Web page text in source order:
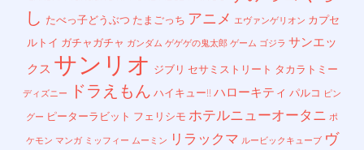
し たべっ子どうぶつ たまごっち アニメ エヴァンゲリオン カプセ
ルトイ ガチャガチャ ガンダム ゲゲゲの鬼太郎 ゲーム ゴジラ サンエッ
クス サンリオ ジブリ セサミストリート タカラトミー
ディズニー ドラえもん ハイキュー!!ハローキティ パルコ ピン
グー ピーターラビット フェリシモ ホテルニューオータニ ポ
ケモン マンガ ミッフィー ムーミン リラックマ ルービックキューブ ヴ